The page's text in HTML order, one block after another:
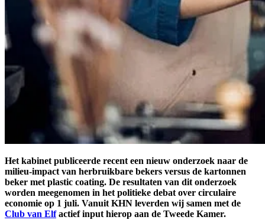
Het kabinet publiceerde recent een nieuw onderzoek naar de
milieu-impact van herbruikbare bekers versus de kartonnen
beker met plastic coating. De resultaten van dit onderzoek
worden meegenomen in het politieke debat over circulaire
economie op 1 juli. Vanuit KHN leverden wij samen met de
Club van Elfactief input hierop aan de Tweede Kamer.